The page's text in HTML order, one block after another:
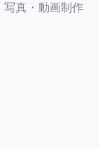
写真・動画制作